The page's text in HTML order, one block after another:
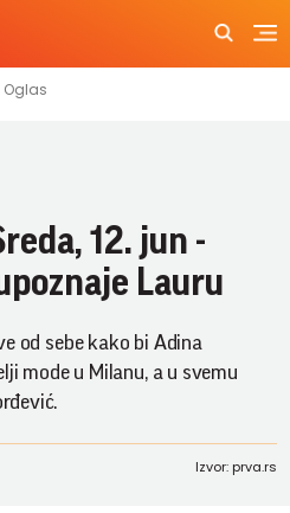
12. jun -
Lauru
od sebe kako bi Adina
mode u Milanu, a u svemu
Izvor: prva.rs